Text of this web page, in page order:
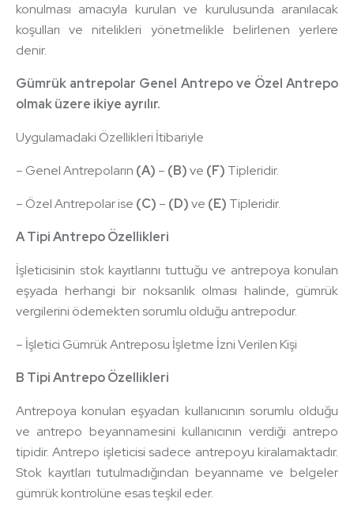
konulması amacıyla kurulan ve kurulusunda aranılacak
koşulları ve nitelikleri yönetmelikle belirlenen yerlere
denir.
Gümrük antrepolar Genel Antrepo ve Özel Antrepo
olmak üzere ikiye ayrılır.
Uygulamadaki Özellikleri İtibariyle
– Genel Antrepoların (A) – (B)ve (F) Tipleridir.
– Özel Antrepolar ise (C) – (D)ve (E) Tipleridir.
A Tipi Antrepo Özellikleri
İşleticisinin stok kayıtlarını tuttuğu ve antrepoya konulan
eşyada herhangi bir noksanlık olması halinde, gümrük
vergilerini ödemekten sorumlu olduğu antrepodur.
– İşletici Gümrük Antreposu İşletme İzni Verilen Kişi
B Tipi Antrepo Özellikleri
Antrepoya konulan eşyadan kullanıcının sorumlu olduğu
ve antrepo beyannamesini kullanıcının verdiği antrepo
tipidir. Antrepo işleticisi sadece antrepoyu kiralamaktadır.
Stok kayıtları tutulmadığından beyanname ve belgeler
gümrük kontrolüne esas teşkil eder.